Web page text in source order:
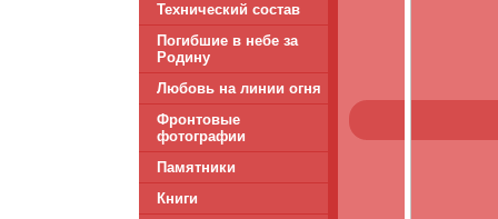
Технический состав
Погибшие в небе за
Родину
Любовь на линии огня
Фронтовые
фотографии
Памятники
Книги